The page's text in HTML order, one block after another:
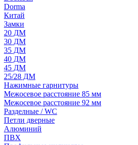
Dorma
Китай
Замки
20 ДМ
30 ДМ
35 ДМ
40 ДМ
45 ДМ
25/28 ДМ
Нажимные гарнитуры
Межосевое расстояние 85 мм
Межосевое расстояние 92 мм
Разделные / WC
Петли дверные
Алюминий
ПВХ